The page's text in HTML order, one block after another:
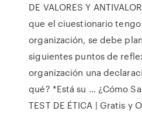
DE VALORES Y
que el ciuestionario
organización, se debe
siguientes puntos de
organización una
qué? *Está su … ¿Cómo
TEST DE ÉTICA | Gratis y